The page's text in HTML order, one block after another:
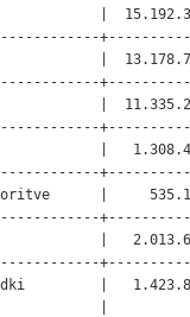
|
|
|
|
|
|
|
|